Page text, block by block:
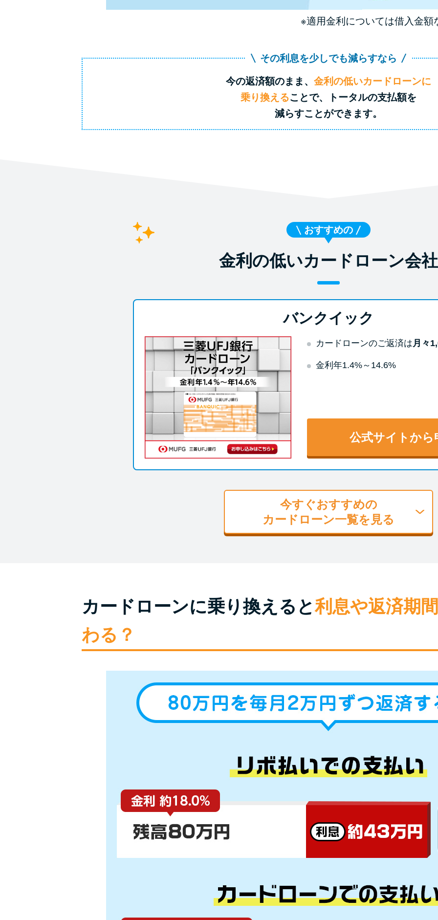
※適用金利については借入金額
その利息を少しでも減らすなら
今の返済額のまま、 金利の低いカードローンに
乗り換えることで、トータルの支払額を
減らすことができます。
おすすめの
金利の低いカードローン会社
バンクイック
カードローンのご返済は 月々
金利年1.4%～14.6%
公式サイトから
今すぐおすすめの
カードローン一覧を見る
カードローンに乗り換えると利息や返済期
わる？